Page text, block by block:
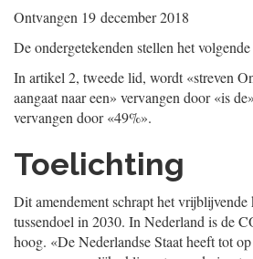
Ontvangen 19 december 2018
De ondergetekenden stellen het
In artikel 2, tweede lid, wordt «streven
aangaat naar een» vervangen door «is
vervangen door «49%».
Toelichting
Dit amendement schrapt het
tussendoel in 2030. In Nederland is de
hoog. «De Nederlandse Staat heeft tot